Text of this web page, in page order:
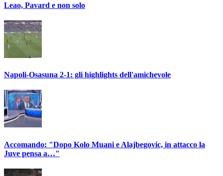
Leao, Pavard e non solo
Napoli-Osasuna 2-1: gli highlights dell'amichevole
Accomando: "Dopo Kolo Muani e Alajbegovic, in attacco la
Juve pensa a…"